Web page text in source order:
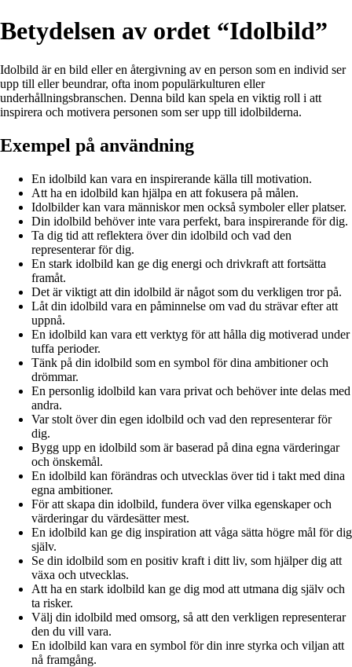
Betydelsen av ordet “Idolbild”
Idolbild är en bild eller en återgivning av en person som en individ ser
upp till eller beundrar, ofta inom populärkulturen eller
underhållningsbranschen. Denna bild kan spela en viktig roll i att
inspirera och motivera personen som ser upp till idolbilderna.
Exempel på användning
En idolbild kan vara en inspirerande källa till motivation.
Att ha en idolbild kan hjälpa en att fokusera på målen.
Idolbilder kan vara människor men också symboler eller platser.
Din idolbild behöver inte vara perfekt, bara inspirerande för dig.
Ta dig tid att reflektera över din idolbild och vad den
representerar för dig.
En stark idolbild kan ge dig energi och drivkraft att fortsätta
framåt.
Det är viktigt att din idolbild är något som du verkligen tror på.
Låt din idolbild vara en påminnelse om vad du strävar efter att
uppnå.
En idolbild kan vara ett verktyg för att hålla dig motiverad under
tuffa perioder.
Tänk på din idolbild som en symbol för dina ambitioner och
drömmar.
En personlig idolbild kan vara privat och behöver inte delas med
andra.
Var stolt över din egen idolbild och vad den representerar för
dig.
Bygg upp en idolbild som är baserad på dina egna värderingar
och önskemål.
En idolbild kan förändras och utvecklas över tid i takt med dina
egna ambitioner.
För att skapa din idolbild, fundera över vilka egenskaper och
värderingar du värdesätter mest.
En idolbild kan ge dig inspiration att våga sätta högre mål för dig
själv.
Se din idolbild som en positiv kraft i ditt liv, som hjälper dig att
växa och utvecklas.
Att ha en stark idolbild kan ge dig mod att utmana dig själv och
ta risker.
Välj din idolbild med omsorg, så att den verkligen representerar
den du vill vara.
En idolbild kan vara en symbol för din inre styrka och viljan att
nå framgång.